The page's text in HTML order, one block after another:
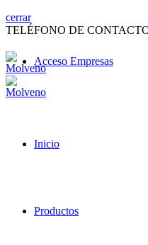
cerrar
TELÉFONO DE
Acceso Empresas
Inicio
Productos